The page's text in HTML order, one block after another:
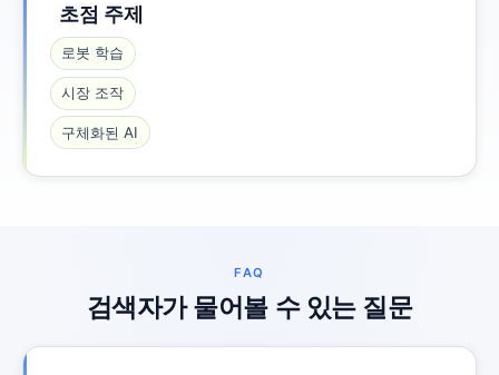
초점 주제
로봇 학습
시장 조작
구체화된 AI
FAQ
검색자가 물어볼 수 있는 질문